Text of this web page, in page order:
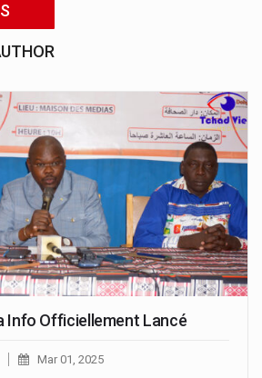
Info Officiellement Lancé
Mar 01, 2025